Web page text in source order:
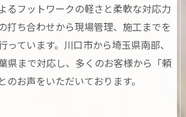
るフットワークの軽さと柔軟な対応力
打ち合わせから現場管理、施工までを
っています。川口市から埼玉県南部、
県まで対応し、多くのお客様から「頼
のお声をいただいております。